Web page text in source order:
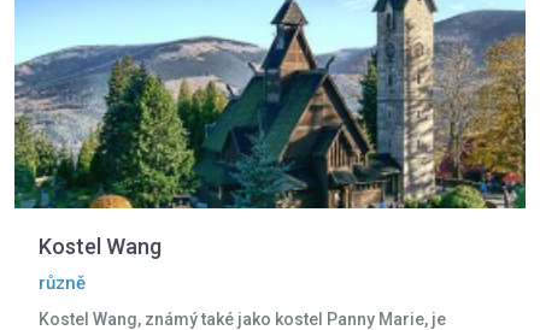
Kostel Wang
různě
Kostel Wang, známý také jako kostel Panny Marie, je